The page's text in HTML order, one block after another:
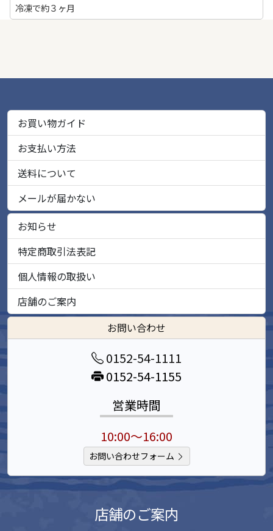
冷凍で約３ヶ月
お買い物ガイド
お支払い方法
送料について
メールが届かない
お知らせ
特定商取引法表記
個人情報の取扱い
店舗のご案内
お問い合わせ
0152-54-1111
0152-54-1155
営業時間
10:00～16:00
お問い合わせフォーム
店舗のご案内